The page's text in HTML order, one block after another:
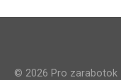
© 2026 Pro zarabotok